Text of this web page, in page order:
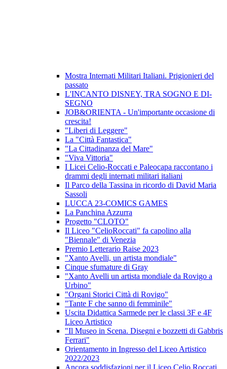
Mostra Internati Militari Italiani. Prigionieri del
passato
L'INCANTO DISNEY, TRA SOGNO E DI-
SEGNO
JOB&ORIENTA - Un'importante occasione di
crescita!
"Liberi di Leggere"
La "Città Fantastica"
"La Cittadinanza del Mare"
"Viva Vittoria"
I Licei Celio-Roccati e Paleocapa raccontano i
drammi degli internati militari italiani
Il Parco della Tassina in ricordo di David Maria
Sassoli
LUCCA 23-COMICS GAMES
La Panchina Azzurra
Progetto "CLOTO"
Il Liceo "CelioRoccati" fa capolino alla
"Biennale" di Venezia
Premio Letterario Raise 2023
"Xanto Avelli, un artista mondiale"
Cinque sfumature di Gray
"Xanto Avelli un artista mondiale da Rovigo a
Urbino"
"Organi Storici Città di Rovigo"
"Tante F che sanno di femminile"
Uscita Didattica Sarmede per le classi 3F e 4F
Liceo Artistico
"Il Museo in Scena. Disegni e bozzetti di Gabbris
Ferrari"
Orientamento in Ingresso del Liceo Artistico
2022/2023